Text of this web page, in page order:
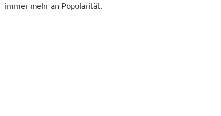
immer mehr an Popularität.